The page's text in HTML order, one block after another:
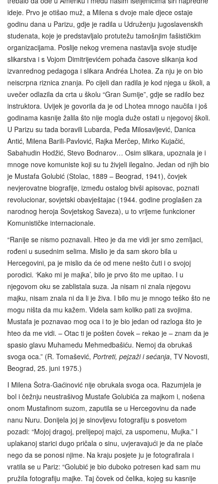
ideje. Prvo je otišao muž, a Milena s dvoje male djece ostaje
godinu dana u Parizu, gdje je radila u Udruženju jugoslavenskih
studenata, koje je predstavljalo protutežu tamošnjim fašističkim
organizacijama. Poslije nekog vremena nastavlja svoje studije
slikarstva i s Vojom Dimitrijevićem pohađa časove slikanja kod
izvanrednog pedagoga i slikara Andréa Lhotea. Za nju je on bio
neiscrpna riznica znanja. Po cijeli dan radila je kod njega u školi, a
uvečer odlazila da crta u školu “Gran Sumije”, gdje se radilo bez
instruktora. Uvijek je govorila da je od Lhotea mnogo naučila i još
godinama kasnije žalila što nije mogla duže ostati u njegovoj školi.
U Parizu su tada boravili Lubarda, Peđa Milosavljević, Danica
Antić, Milena Barili-Pavlović, Rajka Merčep, Mirko Kujačić,
Sabahudin Hodžić, Stevo Bodnarov… Osim slikara, upoznala je i
mnoge nove komuniste koji su tu živjeli ilegalno. Jedan od njih bio
je Mustafa Golubić (Stolac, 1889 – Beograd, 1941), čovjek
nevjerovatne biografije, između ostalog bivši apisovac, poznati
revolucionar, sovjetski obavještajac (1944. godine proglašen za
narodnog heroja Sovjetskog Saveza), u to vrijeme funkcioner
Komunističke internacionale.
“Ranije se nismo poznavali. Hteo je da me vidi jer smo zemljaci,
rođeni u susednim selima. Mislio je da sam skoro bila u
Hercegovini, pa je mislio da će od mene nešto čuti i o svojoj
porodici. ‘Kako mi je majka’, bilo je prvo što me upitao. I u
njegovom oku se zablistala suza. Ja nisam ni znala njegovu
majku, nisam znala ni da li je živa. I bilo mu je mnogo teško što ne
mogu ništa da mu kažem. Videla sam koliko pati za svojima.
Mustafa je poznavao mog oca i to je bio jedan od razloga što je
hteo da me vidi. – Otac ti je pošten čovek – rekao je – znam da je
spasio glavu Muhamedu Mehmedbašiću. Nemoj da obrukaš
svoga oca.” (R. Tomašević, Portreti, pejzaži i sećanja, TV Novosti,
Beograd, 25. juni 1975.)
I Milena Šotra-Gaćinović nije obrukala svoga oca. Razumjela je
bol i čežnju neustrašivog Mustafe Golubića za majkom i, nošena
onom Mustafinom suzom, zaputila se u Hercegovinu da nađe
nanu Nuru. Donijela joj je sinovljevu fotografiju s posvetom
pozadi: “Mojoj dragoj, prelijepoj majci, za uspomenu, Mujka.” I
uplakanoj starici dugo pričala o sinu, uvjeravajući je da ne plače
nego da se ponosi njime. Na kraju posjete ju je fotografirala i
vratila se u Pariz: “Golubić je bio duboko potresen kad sam mu
pružila fotografiju majke. Taj čovek od čelika, kojeg su kasnije